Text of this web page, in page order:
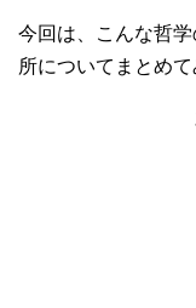
今回は、こんな哲
所についてまとめて